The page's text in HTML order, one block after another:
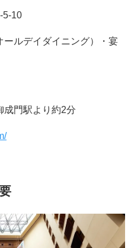
5-10
デイダイニング）・宴
成門駅より約2分